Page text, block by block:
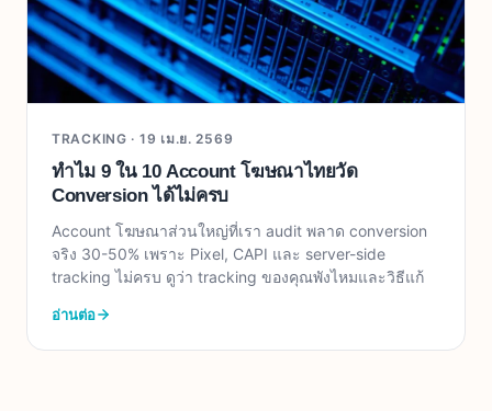
TRACKING · 19 เม.ย. 2569
ทำไม 9 ใน 10 Account โฆษณาไทยวัด
Conversion ได้ไม่ครบ
Account โฆษณาส่วนใหญ่ที่เรา audit พลาด conversion
จริง 30-50% เพราะ Pixel, CAPI และ server-side
tracking ไม่ครบ ดูว่า tracking ของคุณพังไหมและวิธีแก้
อ่านต่อ